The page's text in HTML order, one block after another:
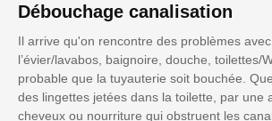
Débouchage canalisation
Il arrive qu'on rencontre des problèmes avec
l’évier/lavabos, baignoire, douche, toilettes/
probable que la tuyauterie soit bouchée.
des lingettes jetées dans la toilette, par une
cheveux ou nourriture qui obstruent les